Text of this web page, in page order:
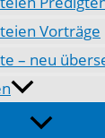
Vorträge
– neu